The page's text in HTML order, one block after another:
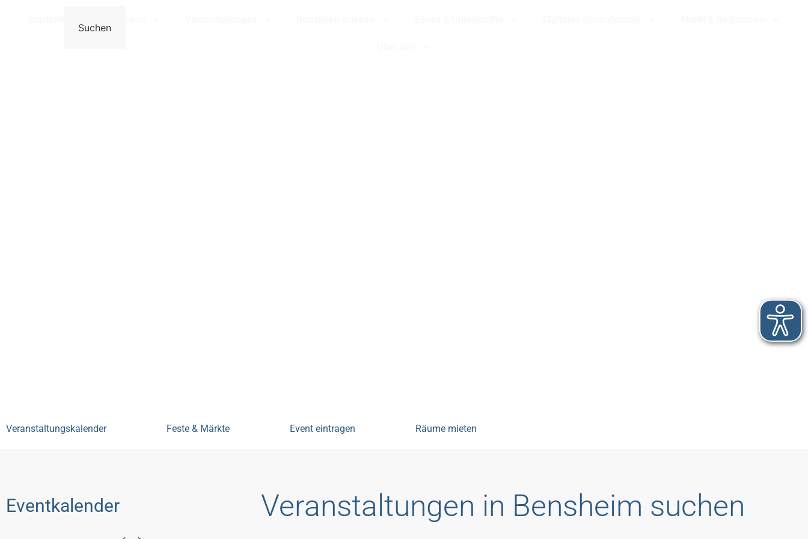
Suchen
Veranstaltungskalender Feste & Märkte Event eintragen Räume mieten
Eventkalender Veranstaltungen in Bensheim suchen